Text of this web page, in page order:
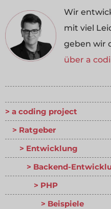
Wir
mit viel
geben wir
über a
a coding project
Ratgeber
Entwicklung
Backend-
PHP
Beispiele